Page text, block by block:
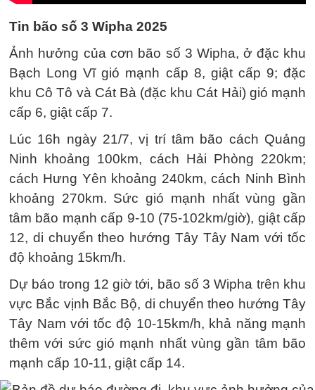
Tin bão số 3 Wipha 2025
Ảnh hưởng của cơn bão số 3 Wipha, ở đặc khu
Bạch Long Vĩ gió mạnh cấp 8, giật cấp 9; đặc
khu Cô Tô và Cát Bà (đặc khu Cát Hải) gió mạnh
cấp 6, giật cấp 7.
Lúc 16h ngày 21/7, vị trí tâm bão cách Quảng
Ninh khoảng 100km, cách Hải Phòng 220km;
cách Hưng Yên khoảng 240km, cách Ninh Bình
khoảng 270km. Sức gió mạnh nhất vùng gần
tâm bão mạnh cấp 9-10 (75-102km/giờ), giật cấp
12, di chuyển theo hướng Tây Tây Nam với tốc
độ khoảng 15km/h.
Dự báo trong 12 giờ tới, bão số 3 Wipha trên khu
vực Bắc vịnh Bắc Bộ, di chuyển theo hướng Tây
Tây Nam với tốc độ 10-15km/h, khả năng mạnh
thêm với sức gió mạnh nhất vùng gần tâm bão
mạnh cấp 10-11, giật cấp 14.